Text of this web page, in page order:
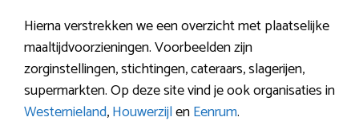
Hierna verstrekken we een overzicht met plaatselijke
maaltijdvoorzieningen. Voorbeelden zijn
zorginstellingen, stichtingen, cateraars, slagerijen,
supermarkten. Op deze site vind je ook organisaties in
Westernieland,HouwerzijlenEenrum.